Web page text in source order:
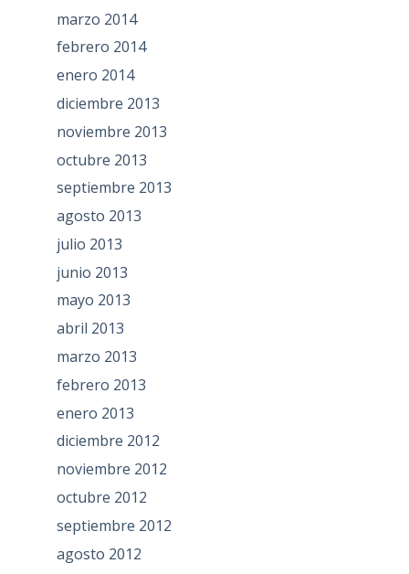
marzo 2014
febrero 2014
enero 2014
diciembre 2013
noviembre 2013
octubre 2013
septiembre 2013
agosto 2013
julio 2013
junio 2013
mayo 2013
abril 2013
marzo 2013
febrero 2013
enero 2013
diciembre 2012
noviembre 2012
octubre 2012
septiembre 2012
agosto 2012